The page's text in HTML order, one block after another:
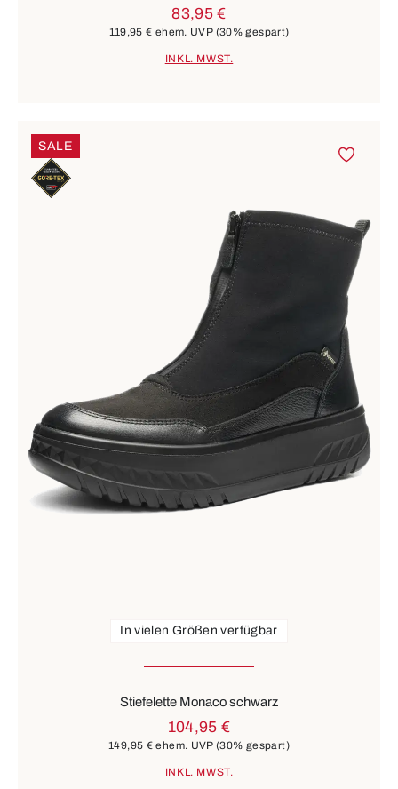
83,95 €
119,95 € ehem. UVP (30% gespart)
INKL. MWST.
SALE
In vielen Größen verfügbar
Stiefelette Monaco schwarz
104,95 €
149,95 € ehem. UVP(30% gespart)
INKL. MWST.